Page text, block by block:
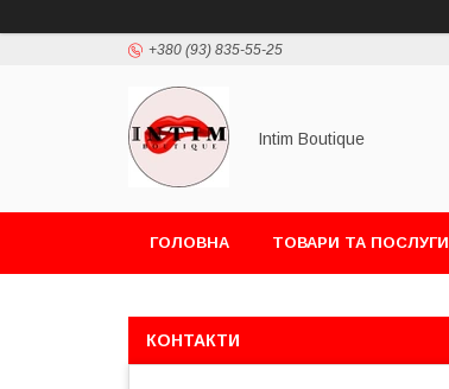
+380 (93) 835-55-25
Intim Boutique
ГОЛОВНА ТОВАРИ ТА ПОСЛУГИ
КОНТАКТИ